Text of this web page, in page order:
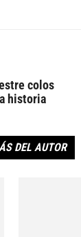
colos
historia
DEL AUTOR